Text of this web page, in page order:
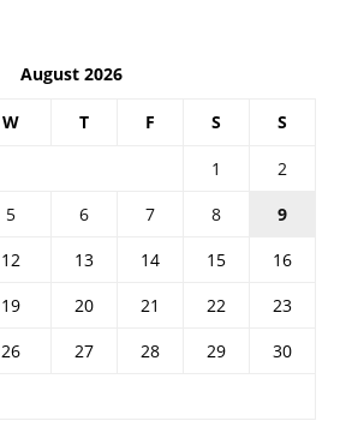
August 2026
W T F S S
1
2
5 6 7 8
9
12 13 14 15
16
19 20 21 22
23
26 27 28 29
30